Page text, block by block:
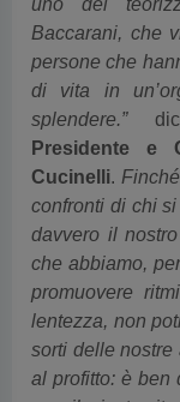
uno dei
Baccarani, che
persone che
di vita in
splendere.”
Presidente e
Cucinelli.
confronti di chi
davvero il
che abbiamo,
promuovere
lentezza, non
sorti delle nostre
al profitto: è ben